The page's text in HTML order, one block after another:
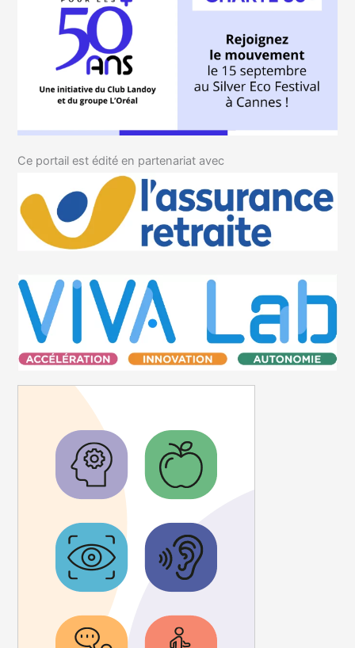
Ce portail est édité en partenariat avec